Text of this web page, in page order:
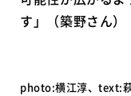
す」（築野さん）
photo:横江淳、text: